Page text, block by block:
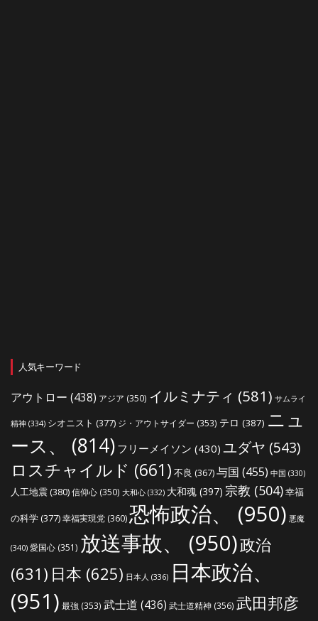
人気キーワード
アウトロー (438) アジア (350) イルミナティ (581) サムライ
精神 (334) シオニスト (377) ジ・アウトサイダー (353) テロ (387) ニュ
ース、
(814) フリーメイソン (430) ユダヤ (543)
ロスチャイルド (661) 不良 (367)与国 (455) 中国 (330)
人工地震(380)信仰心 (350) 大和心 (332) 大和魂 (397) 宗教 (504)幸福
の科学(377)幸福実現党 (360)恐怖政治、 (950) 悪魔
(340) 愛国心 (351) 放送事故、 (950)政治
(631) 日本 (625) 日本人 (336) 日本政治、
(951) 最強 (353) 武士道 (436) 武士道精神 (356) 武田邦彦